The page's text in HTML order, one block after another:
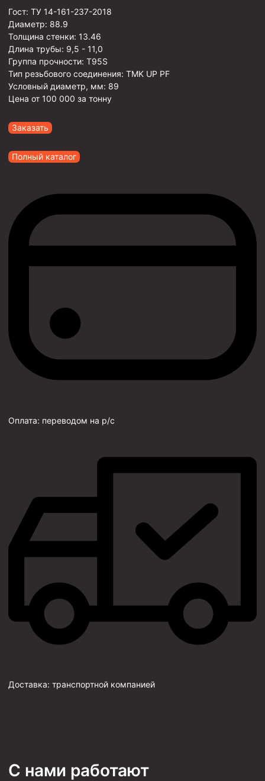
Гост: ТУ 14-161-237-2018
Диаметр: 88.9
Толщина стенки: 13.46
Длина трубы: 9,5 - 11,0
Группа прочности: T95S
Тип резьбового соединения: TMK UP PF
Условный диаметр, мм: 89
Цена от 100 000 за тонну
Заказать
Полный каталог
Оплата: переводом на р/с
Доставка: транспортной компанией
С нами работают